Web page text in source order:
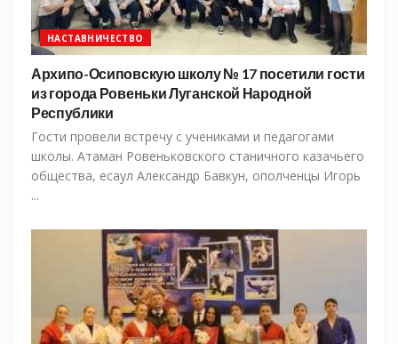
НАСТАВНИЧЕСТВО
Архипо-Осиповскую школу № 17 посетили гости
из города Ровеньки Луганской Народной
Республики
Гости провели встречу с учениками и педагогами
школы. Атаман Ровеньковского станичного казачьего
общества, есаул Александр Бавкун, ополченцы Игорь
...